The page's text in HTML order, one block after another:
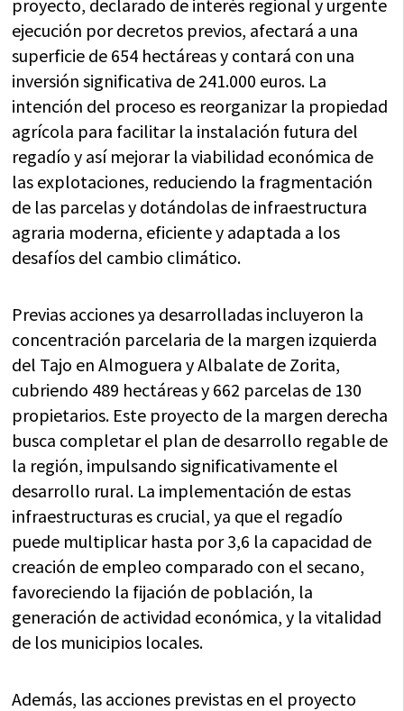
proyecto, declarado de interés regional y urgente
ejecución por decretos previos, afectará a una
superficie de 654 hectáreas y contará con una
inversión significativa de 241.000 euros. La
intención del proceso es reorganizar la propiedad
agrícola para facilitar la instalación futura del
regadío y así mejorar la viabilidad económica de
las explotaciones, reduciendo la fragmentación
de las parcelas y dotándolas de infraestructura
agraria moderna, eficiente y adaptada a los
desafíos del cambio climático.
Previas acciones ya desarrolladas incluyeron la
concentración parcelaria de la margen izquierda
del Tajo en Almoguera y Albalate de Zorita,
cubriendo 489 hectáreas y 662 parcelas de 130
propietarios. Este proyecto de la margen derecha
busca completar el plan de desarrollo regable de
la región, impulsando significativamente el
desarrollo rural. La implementación de estas
infraestructuras es crucial, ya que el regadío
puede multiplicar hasta por 3,6 la capacidad de
creación de empleo comparado con el secano,
favoreciendo la fijación de población, la
generación de actividad económica, y la vitalidad
de los municipios locales.
Además, las acciones previstas en el proyecto